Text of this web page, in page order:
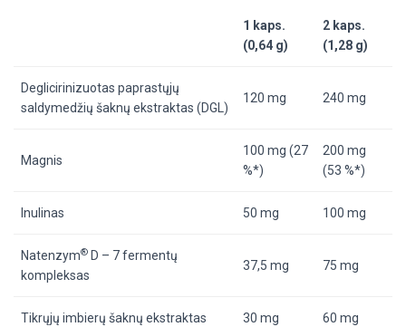
1 kaps.
(0,64 g)
2 kaps.
(1,28 g)
Deglicirinizuotas paprastųjų
saldymedžių šaknų ekstraktas (DGL)
120 mg 240 mg
Magnis
100 mg (27
%*)
200 mg
(53 %*)
Inulinas 50 mg 100 mg
Natenzym® D – 7 fermentų
kompleksas
37,5 mg 75 mg
Tikrųjų imbierų šaknų ekstraktas 30 mg 60 mg